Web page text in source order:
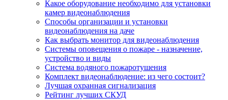
Какое оборудование необходимо для установки
камер видеонаблюдения
Способы организации и установки
видеонаблюдения на даче
Как выбрать монитор для видеонаблюдения
Системы оповещения о пожаре - назначение,
устройство и виды
Система водяного пожаротушения
Комплект видеонаблюдение: из чего состоит?
Лучшая охранная сигнализация
Рейтинг лучших СКУД